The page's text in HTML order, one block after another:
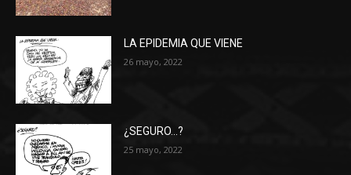
LA EPIDEMIA QUE VIENE
26 mayo, 2022
¿SEGURO…?
25 mayo, 2022